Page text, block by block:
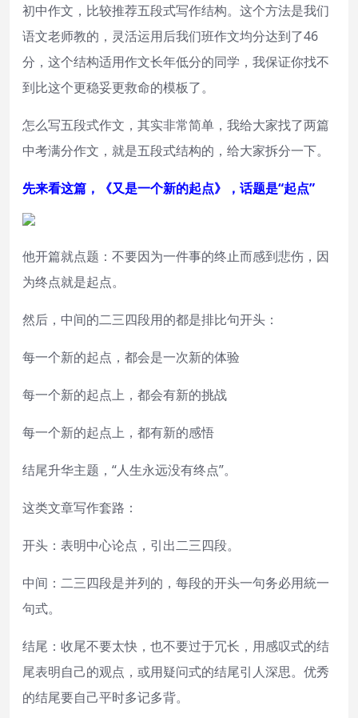
初中作文，比较推荐五段式写作结构。这个方法是我们
语文老师教的，灵活运用后我们班作文均分达到了46
分，这个结构适用作文长年低分的同学，我保证你找不
到比这个更稳妥更救命的模板了。
怎么写五段式作文，其实非常简单，我给大家找了两篇
中考满分作文，就是五段式结构的，给大家拆分一下。
先来看这篇，《又是一个新的起点》，话题是“起点”
他开篇就点题：不要因为一件事的终止而感到悲伤，因
为终点就是起点。
然后，中间的二三四段用的都是排比句开头：
每一个新的起点，都会是一次新的体验
每一个新的起点上，都会有新的挑战
每一个新的起点上，都有新的感悟
结尾升华主题，“人生永远没有终点”。
这类文章写作套路：
开头：表明中心论点，引出二三四段。
中间：二三四段是并列的，每段的开头一句务必用統一
句式。
结尾：收尾不要太快，也不要过于冗长，用感叹式的结
尾表明自己的观点，或用疑问式的结尾引人深思。优秀
的结尾要自己平时多记多背。